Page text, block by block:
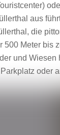
aus
die
Meter bis
und Wiesen
oder